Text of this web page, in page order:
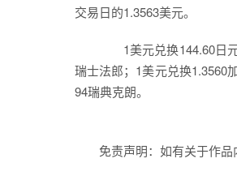
交易日的1.3563美元。
1美元兑换144.60日元
瑞士法郎；1美元兑换1.3560
94瑞典克朗。
免责声明：如有关于作品